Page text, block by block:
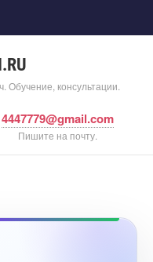
Обучение, консультации.
4447779@gmail.com
Пишите на почту.